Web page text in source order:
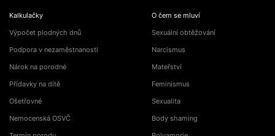
Kalkulačky
Výpočet plodných dnů
Podpora v nezaměstnanosti
Nárok na porodné
Přídavky na dítě
Ošetřovné
Nemocenská OSVČ
O čem se mluví
Sexuální obtěžování
Narcismus
Mateřství
Feminismus
Sexualita
Body shaming